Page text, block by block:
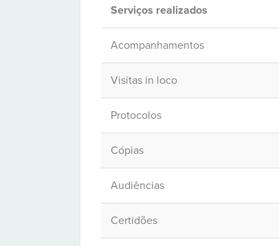
Serviços realizados
Acompanhamentos
Visitas in loco
Protocolos
Cópias
Audiências
Certidões